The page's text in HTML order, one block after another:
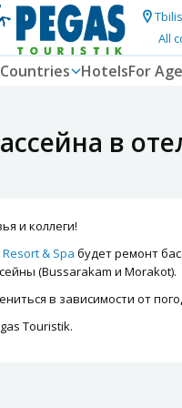
All
Countries HotelsFor
в
и коллеги!
& Spa будет ремонт
(Bussarakam и Morakot).
в зависимости от
Touristik.